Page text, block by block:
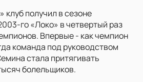
клуб получил в сезоне
го «Локо» в четвертый раз
Впервые - как чемпион
команда под руководством
стала притягивать
болельщиков.